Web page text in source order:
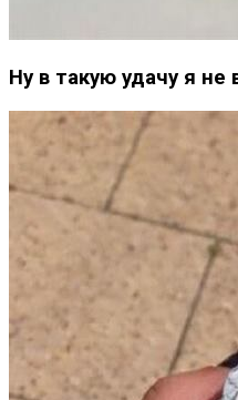
Ну в такую удачу я не